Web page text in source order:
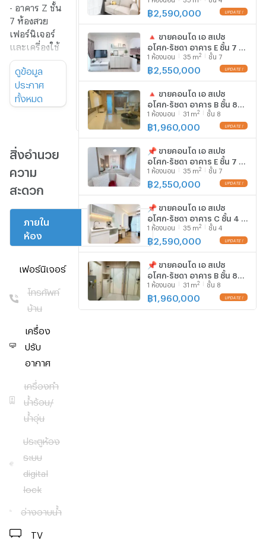
- อาคาร Z ชั้น
7 ห้องสวย
เฟอร์นิเจอร์
และเครื่องใช้
- แอร์ 2 เครื่อง
TV ชั้นวาง
โซฟา
(ตามรูป)
เช่า (ค่าเช่า
10,000 บาท/
ประมาณ 35
เดือน
ราคา:
2,500,000
ค่าธรรมเนียม
การโอน - ฝ่าย
ติดต่อ: คุณเต้อ
095.974.6515
theprideperty
Prideperty
Co, Ltd.
ยินดีรับปรึกษา
อสังหาริมทรัพย์
ทุกประเภท
ดูข้อมูล
ประกาศ
ทั้งหมด
ห้อง
จำนวน
ห้องน้ำ
1
ห้องน้ำ
ห้อง
สิ่งอำนวย
ความ
สะดวก
ภายใน
ห้อง
ภายใน
โครงการ
เฟอร์นิเจอร์
โทรศัพท์
บ้าน
เครื่อง
ปรับ
อากาศ
เครื่องทำ
น้ำร้อน/
น้ำอุ่น
ประตูห้อง
ระบบ
digital
lock
อ่างอาบน้ำ
TV
เซ็นทรัล พระราม 9
฿2,590,000
🔺 ขายคอนโด เอ สเปซ
อโศก-รัชดา อาคาร E ชั้น 7 1
ห้องนอน ขนาด 35 ตรม ใกล้
เซ็นทรัล พระราม 9
1 ห้องนอน 35 m2 ชั้น 7
฿2,550,000
🔺 ขายคอนโด เอ สเปซ
อโศก-รัชดา อาคาร B ชั้น 8
สตูดิโอ ขนาด 31 ตรม ใกล้
เซ็นทรัล พระราม 9
1 ห้องนอน 31 m2 ชั้น 8
฿1,960,000
📌 ขายคอนโด เอ สเปซ
อโศก-รัชดา อาคาร E ชั้น 7 1
ห้องนอน ขนาด 35 ตรม ใกล้
เซ็นทรัล พระราม 9
1 ห้องนอน 35 m2 ชั้น 7
฿2,550,000
📌 ขายคอนโด เอ สเปซ
อโศก-รัชดา อาคาร C ชั้น 4 1
ห้องนอน ขนาด 35 ตรม ใกล้
เซ็นทรัล พระราม 9
1 ห้องนอน 35 m2 ชั้น 4
฿2,590,000
📌 ขายคอนโด เอ สเปซ
อโศก-รัชดา อาคาร B ชั้น 8
สตูดิโอ ขนาด 31 ตรม ใกล้
เซ็นทรัล พระราม 9
1 ห้องนอน 31 m2 ชั้น 8
฿1,960,000